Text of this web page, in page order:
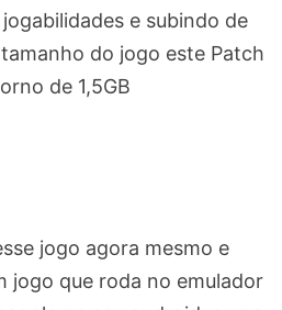
e subindo de
do jogo este Patch
de 1,5GB
jogo agora mesmo e
jogo que roda no emulador